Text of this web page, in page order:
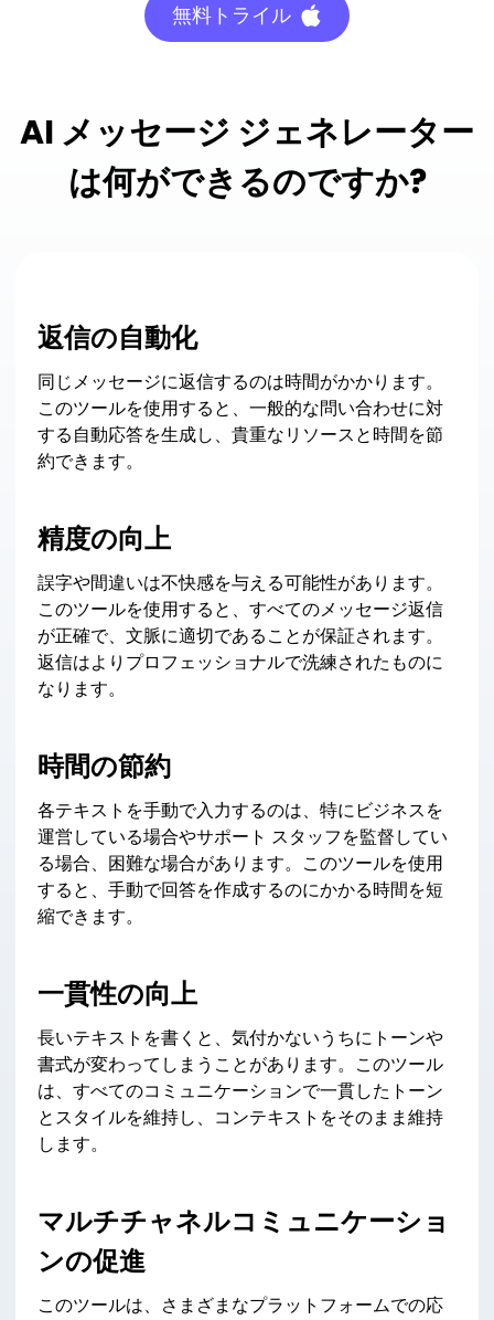
無料トライル
AI メッセージ ジェネレーター
は何ができるのですか?
返信の自動化
同じメッセージに返信するのは時間がかかります。
このツールを使用すると、一般的な問い合わせに対
する自動応答を生成し、貴重なリソースと時間を節
約できます。
精度の向上
誤字や間違いは不快感を与える可能性があります。
このツールを使用すると、すべてのメッセージ返信
が正確で、文脈に適切であることが保証されます。
返信はよりプロフェッショナルで洗練されたものに
なります。
時間の節約
各テキストを手動で入力するのは、特にビジネスを
運営している場合やサポート スタッフを監督してい
る場合、困難な場合があります。このツールを使用
すると、手動で回答を作成するのにかかる時間を短
縮できます。
一貫性の向上
長いテキストを書くと、気付かないうちにトーンや
書式が変わってしまうことがあります。このツール
は、すべてのコミュニケーションで一貫したトーン
とスタイルを維持し、コンテキストをそのまま維持
します。
マルチチャネルコミュニケーショ
ンの促進
このツールは、さまざまなプラットフォームでの応